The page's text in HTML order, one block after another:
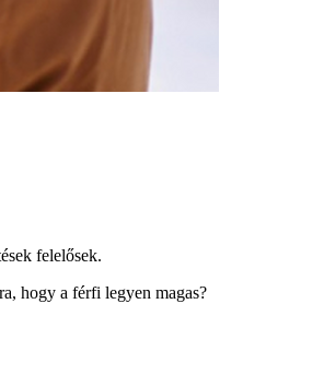
felelősek.
hogy a férfi legyen magas?